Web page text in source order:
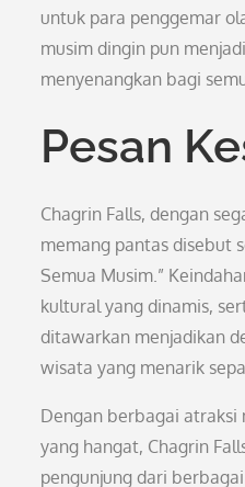
untuk para penggemar
musim dingin pun
menyenangkan bagi
Pesan
Chagrin Falls, dengan
memang pantas disebut
Semua Musim.”
kultural yang dinamis,
ditawarkan menjadikan
wisata yang menarik
Dengan berbagai atraksi
yang hangat, Chagrin
pengunjung dari